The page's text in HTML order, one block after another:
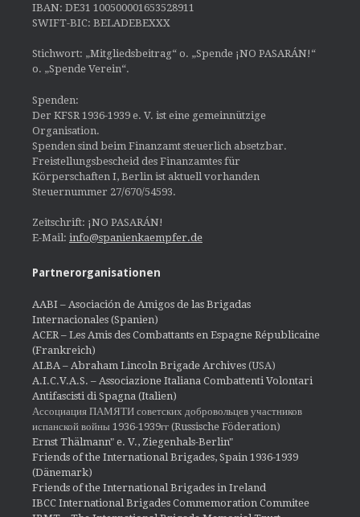
IBAN: DE31 100500001653528911
SWIFT-BIC: BELADEBEXXX
Stichwort: „Mitgliedsbeitrag“ o. „Spende ¡NO PASARÁN!“
o. „Spende Verein“.
Spenden:
Der KFSR 1936-1939 e. V. ist eine gemeinnützige
Organisation.
Spenden sind beim Finanzamt steuerlich absetzbar.
Freistellungsbescheid des Finanzamtes für
Körperschaften I, Berlin ist aktuell vorhanden
Steuernummer 27/670/54593.
Zeitschrift: ¡NO PASARÁN!
E-Mail: info@spanienkaempfer.de
Partnerorganisationen
AABI – Asociación de Amigos de las Brigadas
Internacionales (Spanien)
ACER – Les Amis des Combattants en Espagne Républicaine
(Frankreich)
ALBA – Abraham Lincoln Brigade Archives (USA)
A.I.C.V.A.S. – Associazione Italiana Combattenti Volontari
Antifascisti di Spagna (Italien)
Ассоциация ПАМЯТИ советских добровольцев участников
испанской войны 1936-1939гг (Russische Föderation)
Ernst Thälmann" e. V., Ziegenhals-Berlin"
Friends of the International Brigades, Spain 1936-1939
(Dänemark)
Friends of the International Brigades in Ireland
IBCC International Brigades Commemoration Commitee